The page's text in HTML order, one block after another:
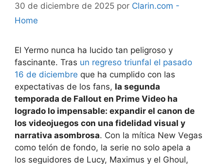
30 de diciembre de 2025 por Clarin.com -
Home
El Yermo nunca ha lucido tan peligroso y
fascinante. Tras un regreso triunfal el pasado
16 de diciembre que ha cumplido con las
expectativas de los fans, la segunda
temporada de Fallout en Prime Video ha
logrado lo impensable: expandir el canon de
los videojuegos con una fidelidad visual y
narrativa asombrosa. Con la mítica New Vegas
como telón de fondo, la serie no solo apela a
los seguidores de Lucy, Maximus y el Ghoul,